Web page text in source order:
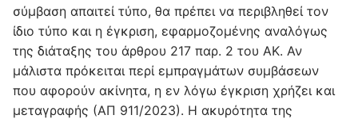
σύμβαση απαιτεί τύπο, θα πρέπει να περιβληθεί τον
ίδιο τύπο και η έγκριση, εφαρμοζομένης αναλόγως
της διάταξης του άρθρου 217 παρ. 2 του ΑΚ. Αν
μάλιστα πρόκειται περί εμπραγμάτων συμβάσεων
που αφορούν ακίνητα, η εν λόγω έγκριση χρήζει και
μεταγραφής (ΑΠ 911/2023). Η ακυρότητα της